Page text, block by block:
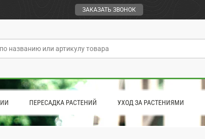
ЗАКАЗАТЬ ЗВОНОК
ПЕРЕСАДКА РАСТЕНИЙ УХОД ЗА РАСТЕНИЯМИ